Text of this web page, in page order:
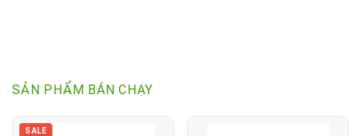
SẢN PHẨM BÁN CHẠY
SALE